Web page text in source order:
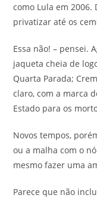
como Lula em
privatizar até os
Essa não! – pensei.
jaqueta cheia de
Quarta Parada;
claro, com a marca
Estado para os
Novos tempos,
ou a malha com o
mesmo fazer uma
Parece que não